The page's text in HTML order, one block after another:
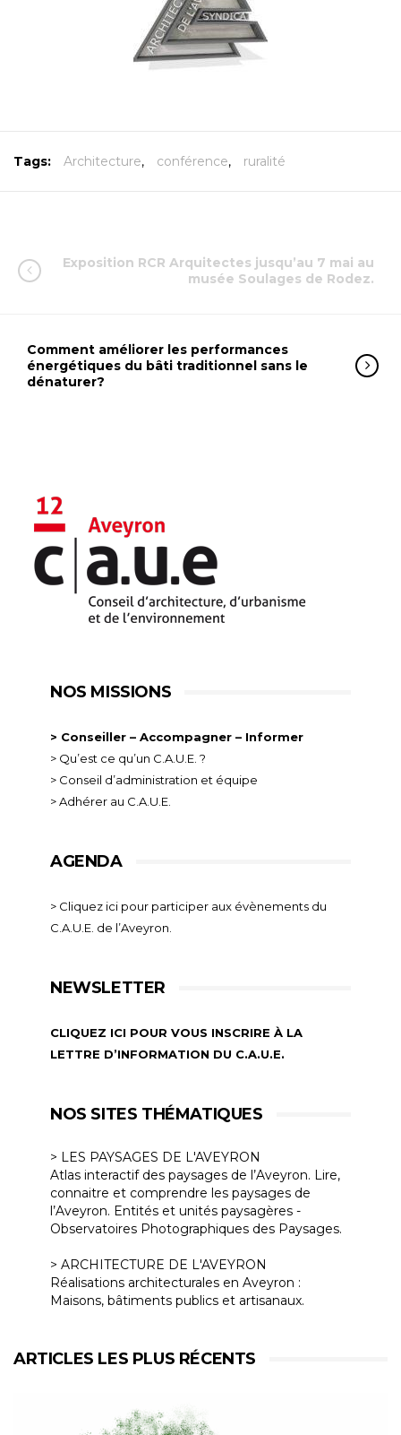
Tags: Architecture, conférence, ruralité
Exposition RCR Arquitectes jusqu’au 7 mai au
musée Soulages de Rodez.
Comment améliorer les performances
énergétiques du bâti traditionnel sans le
dénaturer?
NOS MISSIONS
> Conseiller – Accompagner – Informer
> Qu’est ce qu’un C.A.U.E. ?
> Conseil d’administration et équipe
> Adhérer au C.A.U.E.
AGENDA
> Cliquez ici pour participer aux évènements du
C.A.U.E. de l’Aveyron.
NEWSLETTER
CLIQUEZ ICI POUR VOUS INSCRIRE À LA
LETTRE D’INFORMATION DU C.A.U.E.
NOS SITES THÉMATIQUES
> LES PAYSAGES DE L'AVEYRON
Atlas interactif des paysages de l’Aveyron. Lire,
connaitre et comprendre les paysages de
l’Aveyron. Entités et unités paysagères -
Observatoires Photographiques des Paysages.
> ARCHITECTURE DE L'AVEYRON
Réalisations architecturales en Aveyron :
Maisons, bâtiments publics et artisanaux.
ARTICLES LES PLUS RÉCENTS